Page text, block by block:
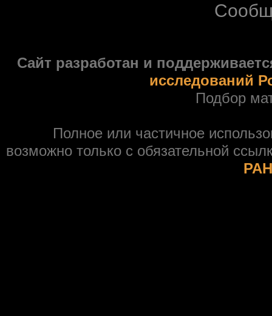
Сайт разработан и
исследований
Подбор
Полное или частичное
возможно только с обязательной